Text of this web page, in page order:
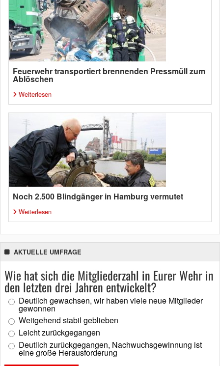
Feuerwehr transportiert brennenden Pressmüll zum
Ablöschen
Weiterlesen
Noch 2.500 Blindgänger in Hamburg vermutet
Weiterlesen
AKTUELLE UMFRAGE
Wie hat sich die Mitgliederzahl in Eurer Wehr in
den letzten drei Jahren entwickelt?
Deutlich gewachsen, wir haben viele neue Mitglieder
gewonnen
Weitgehend stabil geblieben
Leicht zurückgegangen
Deutlich zurückgegangen, Nachwuchsgewinnung ist
eine große Herausforderung